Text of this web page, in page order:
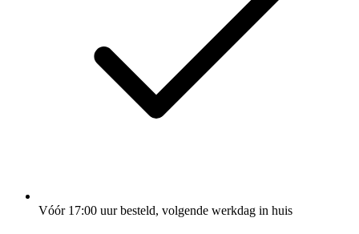
Vóór 17:00 uur besteld, volgende werkdag in huis